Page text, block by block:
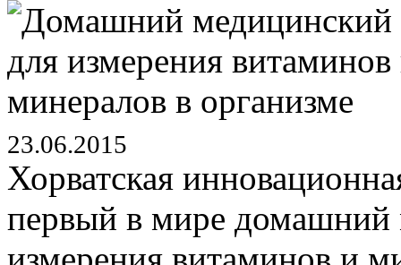
23.06.2015
Хорватская
первый в мире домашний